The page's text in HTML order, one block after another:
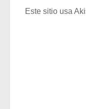
Este sitio usa